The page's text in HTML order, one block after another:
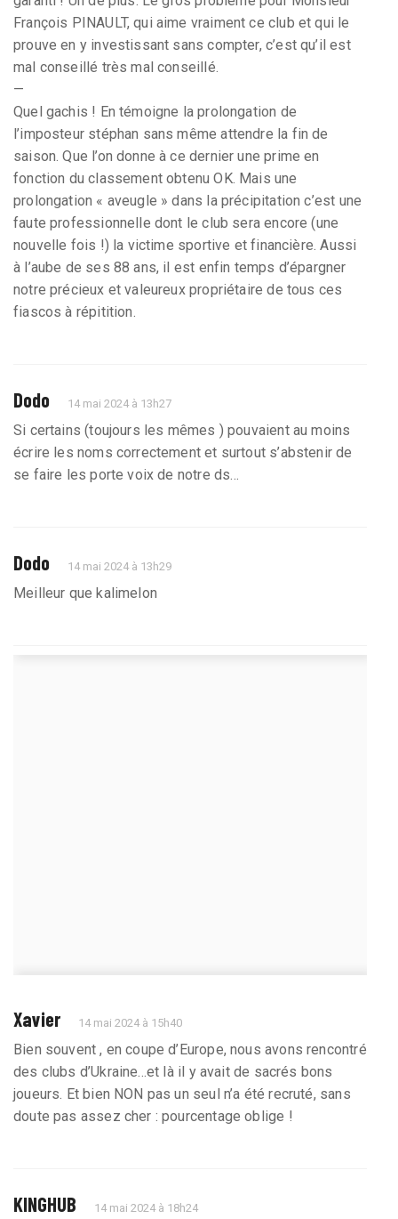
François PINAULT, qui aime vraiment ce club et qui le
prouve en y investissant sans compter, c’est qu’il est
mal conseillé très mal conseillé.
—
Quel gachis ! En témoigne la prolongation de
l’imposteur stéphan sans même attendre la fin de
saison. Que l’on donne à ce dernier une prime en
fonction du classement obtenu OK. Mais une
prolongation « aveugle » dans la précipitation c’est une
faute professionnelle dont le club sera encore (une
nouvelle fois !) la victime sportive et financière. Aussi
à l’aube de ses 88 ans, il est enfin temps d’épargner
notre précieux et valeureux propriétaire de tous ces
fiascos à répitition.
Dodo 14 mai 2024 à 13h27
Si certains (toujours les mêmes ) pouvaient au moins
écrire les noms correctement et surtout s’abstenir de
se faire les porte voix de notre ds…
Dodo 14 mai 2024 à 13h29
Meilleur que kalimelon
Xavier 14 mai 2024 à 15h40
Bien souvent , en coupe d’Europe, nous avons rencontré
des clubs d’Ukraine...et là il y avait de sacrés bons
joueurs. Et bien NON pas un seul n’a été recruté, sans
doute pas assez cher : pourcentage oblige !
KINGHUB 14 mai 2024 à 18h24